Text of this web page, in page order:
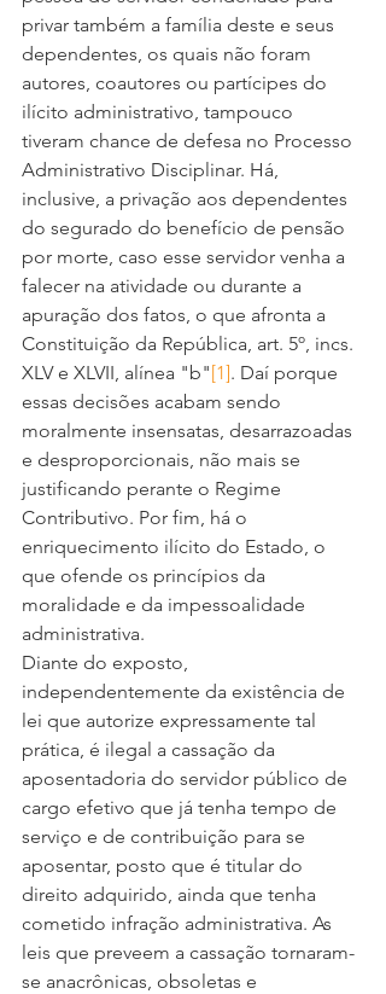
privar também a família deste e seus
dependentes, os quais não foram
autores, coautores ou partícipes do
ilícito administrativo, tampouco
tiveram chance de defesa no Processo
Administrativo Disciplinar. Há,
inclusive, a privação aos dependentes
do segurado do benefício de pensão
por morte, caso esse servidor venha a
falecer na atividade ou durante a
apuração dos fatos, o que afronta a
Constituição da República, art. 5º, incs.
XLV e XLVII, alínea "b"[1]. Daí porque
essas decisões acabam sendo
moralmente insensatas, desarrazoadas
e desproporcionais, não mais se
justificando perante o Regime
Contributivo. Por fim, há o
enriquecimento ilícito do Estado, o
que ofende os princípios da
moralidade e da impessoalidade
administrativa.
Diante do exposto,
independentemente da existência de
lei que autorize expressamente tal
prática, é ilegal a cassação da
aposentadoria do servidor público de
cargo efetivo que já tenha tempo de
serviço e de contribuição para se
aposentar, posto que é titular do
direito adquirido, ainda que tenha
cometido infração administrativa. As
leis que preveem a cassação tornaram-
se anacrônicas, obsoletas e